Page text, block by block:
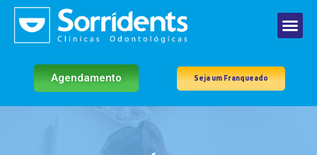
Agendamento Seja um Franqueado